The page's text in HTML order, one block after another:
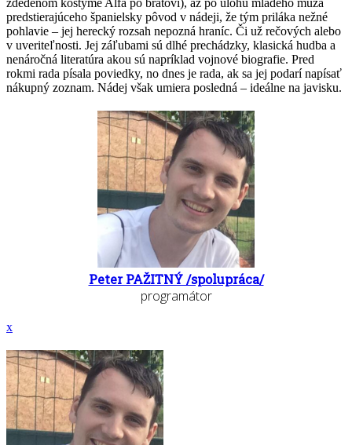
zdedenom kostýme Alfa po bratovi), až po úlohu mladého muža
predstierajúceho španielsky pôvod v nádeji, že tým priláka nežné
pohlavie – jej herecký rozsah nepozná hraníc. Či už rečových alebo
v uveriteľnosti. Jej záľubami sú dlhé prechádzky, klasická hudba a
nenáročná literatúra akou sú napríklad vojnové biografie. Pred
rokmi rada písala poviedky, no dnes je rada, ak sa jej podarí napísať
nákupný zoznam. Nádej však umiera posledná – ideálne na javisku.
Peter PAŽITNÝ /spolupráca/
programátor
x